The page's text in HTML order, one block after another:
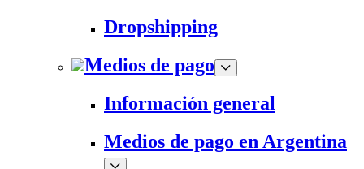
Dropshipping
Medios de pago
Información general
Medios de pago en Argentina